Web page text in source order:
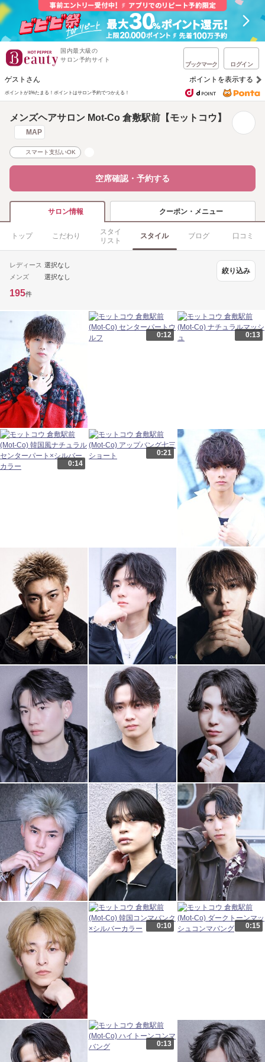
国内最大級の
サロン予約サイト
ブックマーク ログイン
ゲストさん ポイントを表示する
ポイントが1%たまる！ ポイントはサロン予約でつかえる！
メンズヘアサロン Mot-Co 倉敷駅前【モットコウ】
MAP
スマート支払いOK
空席確認・予約する
サロン情報 クーポン・メニュー
トップ こだわり
スタイ
リスト
スタイル ブログ 口コミ
レディース 選択なし
メンズ
選択なし
絞り込み
195件
0:12 0:13
0:14
0:21
0:10 0:15
0:13